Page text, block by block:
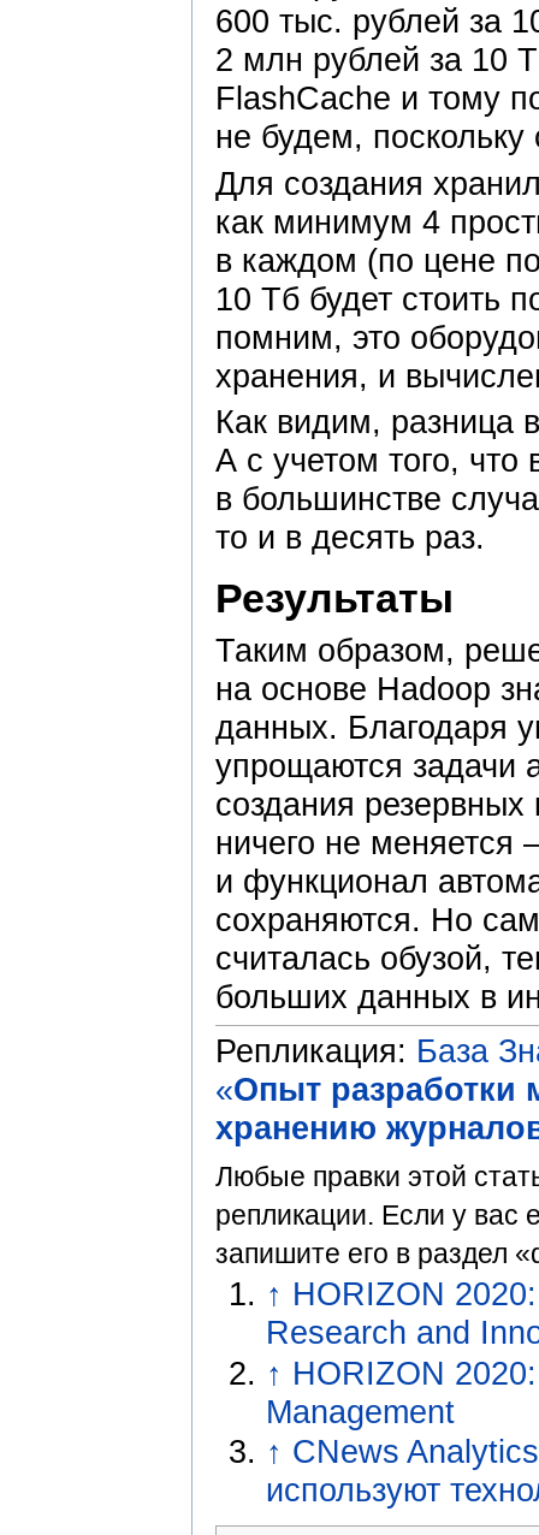
600 тыс. рублей за
2 млн рублей за 10
FlashCache и тому
не будем,
Для создания
как минимум 4
в каждом (по цене
10 Тб будет стоить
помним, это
хранения, и
Как видим, разница
А с учетом того,
в большинстве
то и в десять раз.
Результаты
Таким образом,
на основе Hadoop
данных. Благодаря
упрощаются задачи
создания
ничего не
и функционал
сохраняются. Но
считалась обузой,
больших данных в
Репликация: База
«Опыт разработки
хранению
Любые правки этой
репликации. Если у вас
запишите его в раздел
↑ HORIZON
Research and
↑ HORIZON
Management
↑ CNews
используют